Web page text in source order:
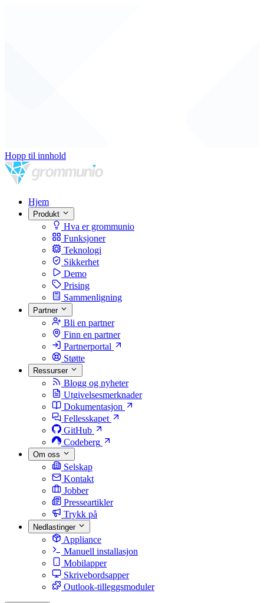
Hopp til innhold
Hjem
Produkt
Hva er grommunio
Funksjoner
Teknologi
Sikkerhet
Demo
Prising
Sammenligning
Partner
Bli en partner
Finn en partner
Partnerportal
Støtte
Ressurser
Blogg og nyheter
Utgivelsesmerknader
Dokumentasjon
Fellesskapet
GitHub
Codeberg
Om oss
Selskap
Kontakt
Jobber
Presseartikler
Trykk på
Nedlastinger
Appliance
Manuell installasjon
Mobilapper
Skrivebordsapper
Outlook-tilleggsmoduler